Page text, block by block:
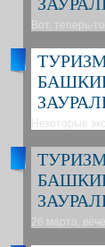
Вот, теперь-
Некоторые
26 марта,